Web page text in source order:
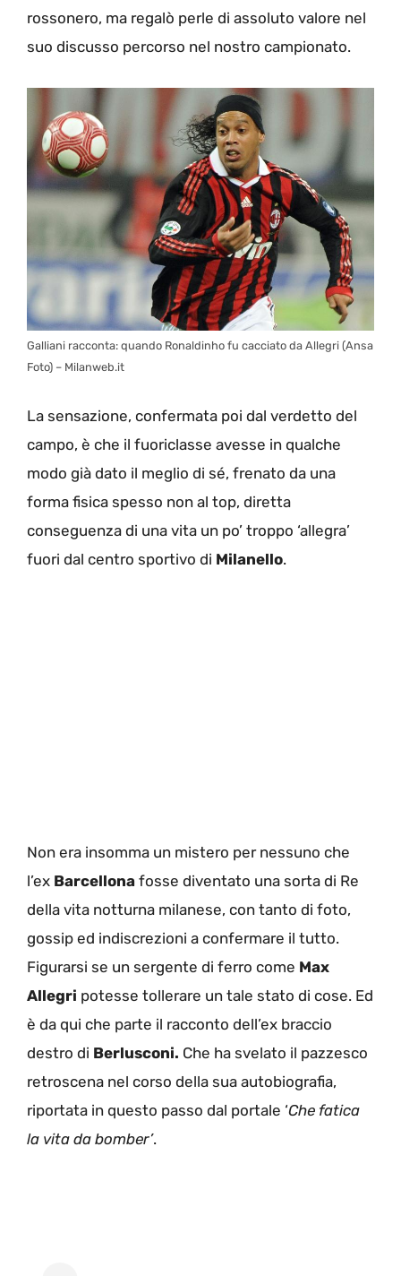
rossonero, ma regalò perle di assoluto valore nel
suo discusso percorso nel nostro campionato.
Galliani racconta: quando Ronaldinho fu cacciato da Allegri (Ansa
Foto) – Milanweb.it
La sensazione, confermata poi dal verdetto del
campo, è che il fuoriclasse avesse in qualche
modo già dato il meglio di sé, frenato da una
forma fisica spesso non al top, diretta
conseguenza di una vita un po’ troppo ‘allegra’
fuori dal centro sportivo di Milanello.
Non era insomma un mistero per nessuno che
l’ex Barcellona fosse diventato una sorta di Re
della vita notturna milanese, con tanto di foto,
gossip ed indiscrezioni a confermare il tutto.
Figurarsi se un sergente di ferro come Max
Allegri potesse tollerare un tale stato di cose. Ed
è da qui che parte il racconto dell’ex braccio
destro di Berlusconi. Che ha svelato il pazzesco
retroscena nel corso della sua autobiografia,
riportata in questo passo dal portale ‘Che fatica
la vita da bomber’.